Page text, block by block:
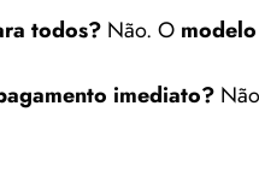
todos? Não. O
imediato?